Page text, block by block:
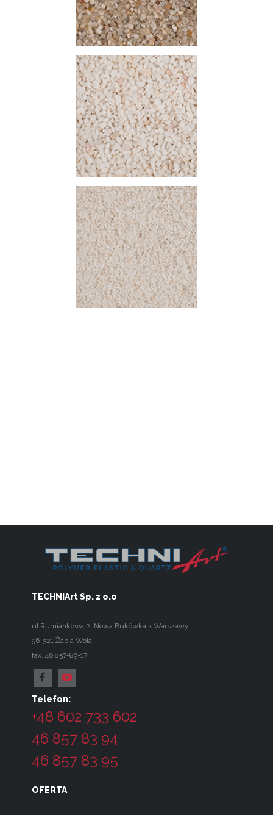
TECHNIArt Sp. z o.o
ul.Rumiankowa 2, Nowa Bukówka k.Warszawy
96-321Żabia Wola
fax. 46 857-89-17
Telefon:
+48 602 733 602
46 857 83 94
46 857 83 95
OFERTA